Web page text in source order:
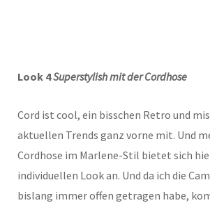
Look 4Superstylish mit der Cordhose
Cord ist cool, ein bisschen Retro und
aktuellen Trends ganz vorne mit. Und
Cordhose im Marlene-Stil bietet sich
individuellen Look an. Und da ich die
bislang immer offen getragen habe,